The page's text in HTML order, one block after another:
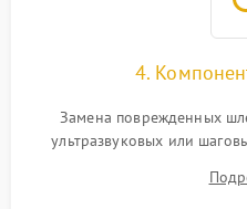
4.
Замена поврежденных
ультразвуковых или
геометрии направляющих
неисправного блока